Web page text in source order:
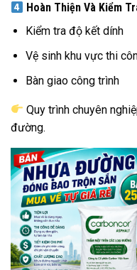
Hoàn Thiện Và Kiểm
Kiểm tra độ kết dính
Vệ sinh khu vực thi
Bàn giao công trình
Quy trình chuyên
đường.